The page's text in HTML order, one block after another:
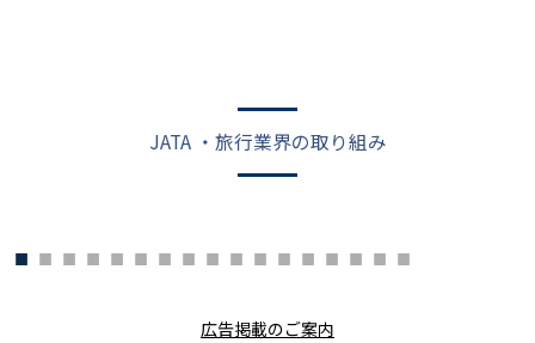
JATA ・旅行業界の取り組み
広告掲載のご案内